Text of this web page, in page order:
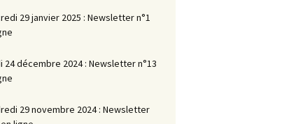
29 janvier 2025 : Newsletter n°1
24 décembre 2024 : Newsletter n°13
29 novembre 2024 : Newsletter